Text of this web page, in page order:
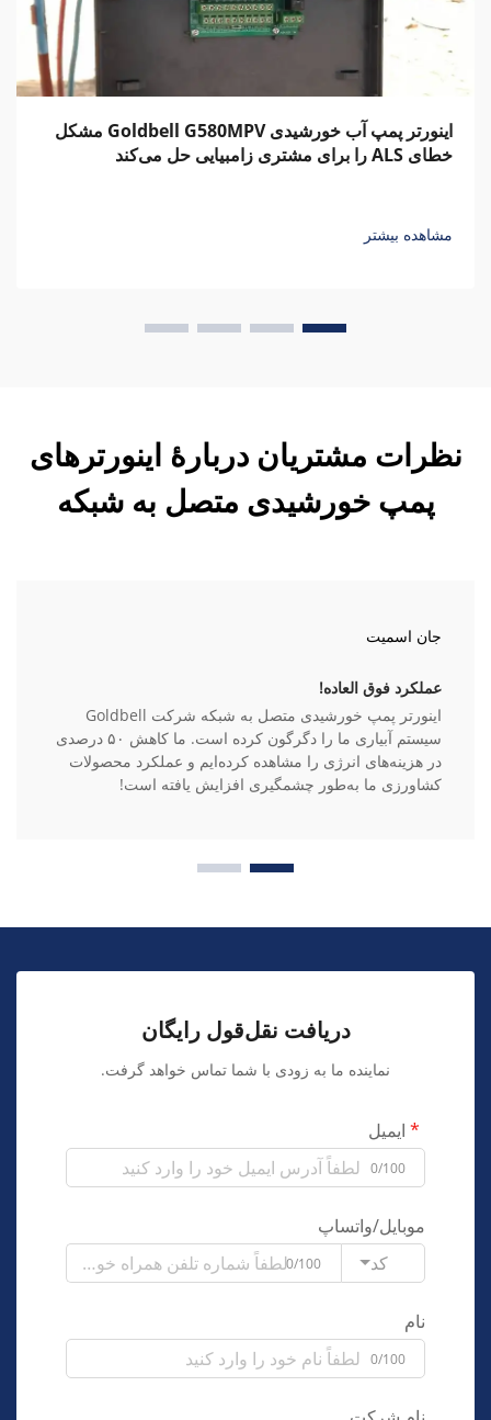
اینورتر پمپ آب خورشیدی Goldbell G580MPV مشکل
خطای ALS را برای مشتری زامبیایی حل می‌کند
مشاهده بیشتر
نظرات مشتریان دربارهٔ اینورترهای
پمپ خورشیدی متصل به شبکه
جان اسمیت
عملکرد فوق العاده!
اینورتر پمپ خورشیدی متصل به شبکه شرکت Goldbell
سیستم آبیاری ما را دگرگون کرده است. ما کاهش ۵۰ درصدی
در هزینه‌های انرژی را مشاهده کرده‌ایم و عملکرد محصولات
کشاورزی ما به‌طور چشمگیری افزایش یافته است!
دریافت نقل‌قول رایگان
نماینده ما به زودی با شما تماس خواهد گرفت.
ایمیل
0/100
موبایل/واتساپ
کد
0/100
نام
0/100